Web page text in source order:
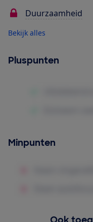
Duurzaamheid
Bekijk alles
Pluspunten
Minpunten